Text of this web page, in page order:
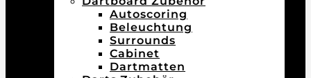
Autoscoring
Beleuchtung
Surrounds
Cabinet
Dartmatten